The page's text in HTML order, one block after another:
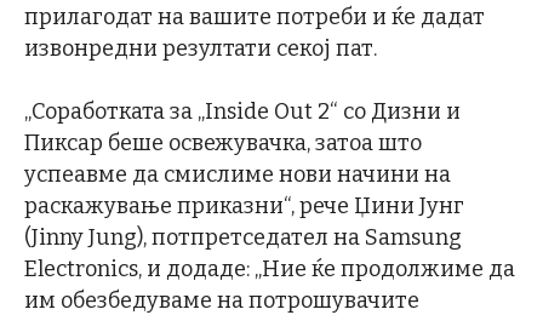
прилагодат на вашите потреби и ќе дадат
извонредни резултати секој пат.
„Соработката за „Inside Out 2“ со Дизни и
Пиксар беше освежувачка, затоа што
успеавме да смислиме нови начини на
раскажување приказни“, рече Џини Јунг
(Jinny Jung), потпретседател на Samsung
Electronics, и додаде: „Ние ќе продолжиме да
им обезбедуваме на потрошувачите